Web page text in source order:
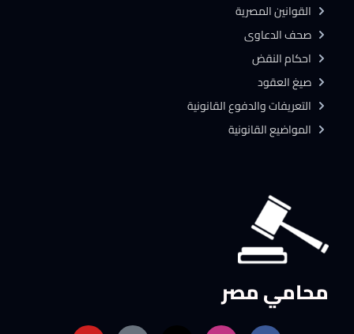
محامي مصر
القوانين المصرية
صحف الدعاوى
احكام النقض
صيغ العقود
التعريفات والدفوع القانونية
المواضيع القانونية